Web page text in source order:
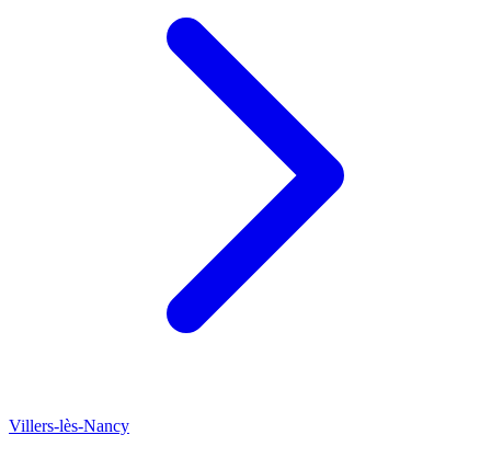
Villers-lès-Nancy